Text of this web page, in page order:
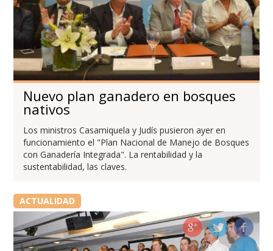
Nuevo plan ganadero en bosques
nativos
Los ministros Casamiquela y Judís pusieron ayer en
funcionamiento el "Plan Nacional de Manejo de Bosques
con Ganadería Integrada". La rentabilidad y la
sustentabilidad, las claves.
ACTUALIDAD